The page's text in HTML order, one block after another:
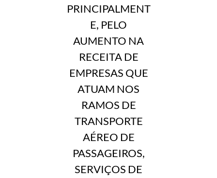
PRINCIPALMENT
E, PELO
AUMENTO NA
RECEITA DE
EMPRESAS QUE
ATUAM NOS
RAMOS DE
TRANSPORTE
AÉREO DE
PASSAGEIROS,
SERVIÇOS DE